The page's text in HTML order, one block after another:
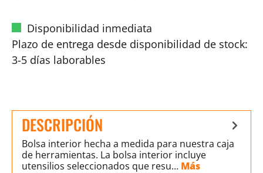
Disponibilidad inmediata
Plazo de entrega desde disponibilidad de stock:
3-5 días laborables
DESCRIPCIÓN
Bolsa interior hecha a medida para nuestra caja
de herramientas. La bolsa interior incluye
utensilios seleccionados que resu… Más